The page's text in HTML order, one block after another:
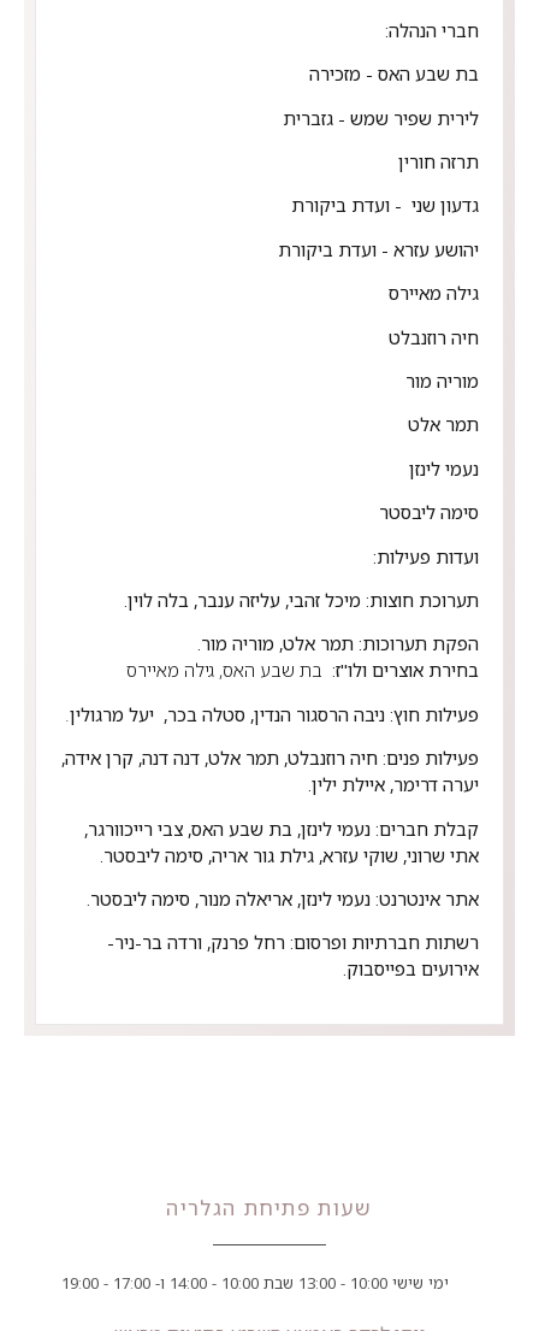
חברי הנהלה:
בת שבע האס - מזכירה
לירית שפיר שמש - גזברית
תרזה חורין
גדעון שני - ועדת ביקורת
יהושע עזרא - ועדת ביקורת
גילה מאיירס
חיה רוזנבלט
מוריה מור
תמר אלט
נעמי לינזן
סימה ליבסטר
ועדות פעילות:
תערוכת חוצות: מיכל זהבי, עליזה ענבר, בלה לוין.
הפקת תערוכות: תמר אלט, מוריה מור.
בחירת אוצרים ולו"ז: בת שבע האס, גילה מאיירס
פעילות חוץ: ניבה הרסגור הנדין, סטלה בכר, יעל מרגולין
פעילות פנים: חיה רוזנבלט, תמר אלט, דנה דנה, קרן אידה,
יערה דרימר, איילת ילין.
קבלת חברים: נעמי לינזן, בת שבע האס, צבי רייכוורגר,
אתי שרוני, שוקי עזרא, גילת גור אריה, סימה ליבסטר.
אתר אינטרנט: נעמי לינזן, אריאלה מנור, סימה ליבסטר.
רשתות חברתיות ופרסום: רחל פרנק, ורדה בר-ניר-
אירועים בפייסבוק.
שעות פתיחת הגלריה
ימי שישי 10:00 - 13:00 שבת 10:00 - 14:00 ו- 17:00 - 19:00